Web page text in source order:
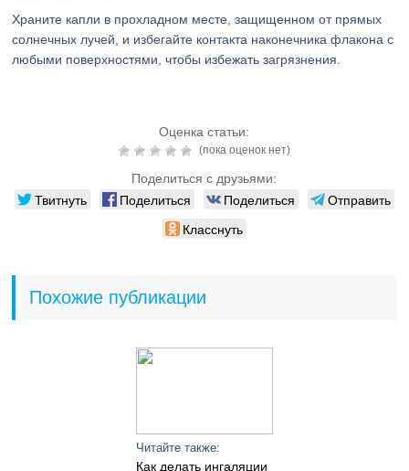
Храните капли в прохладном месте, защищенном от прямых
солнечных лучей, и избегайте контакта наконечника флакона с
любыми поверхностями, чтобы избежать загрязнения.
Оценка статьи:
(пока оценок нет)
Поделиться с друзьями:
Твитнуть Поделиться Поделиться
Отправить
Класснуть
Похожие публикации
Читайте также:
Как делать ингаляции